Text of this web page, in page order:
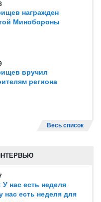
награжден
Минобороны
вручил
региона
Весь список
нас есть неделя
нас есть неделя для